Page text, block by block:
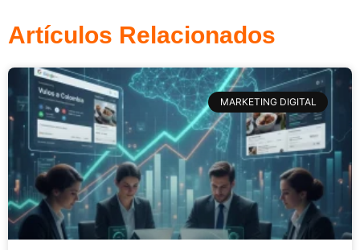
Artículos Relacionados
MARKETING DIGITAL